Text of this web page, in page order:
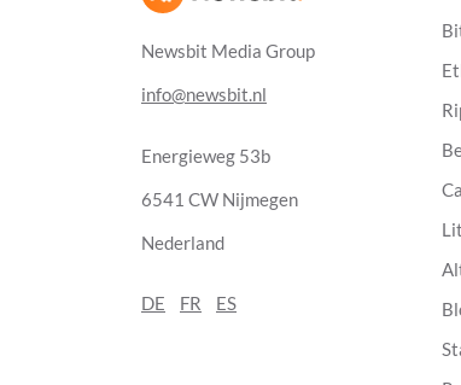
Newsbit Media Group
info@newsbit.nl
Energieweg 53b
6541 CW Nijmegen
Nederland
DE FR ES